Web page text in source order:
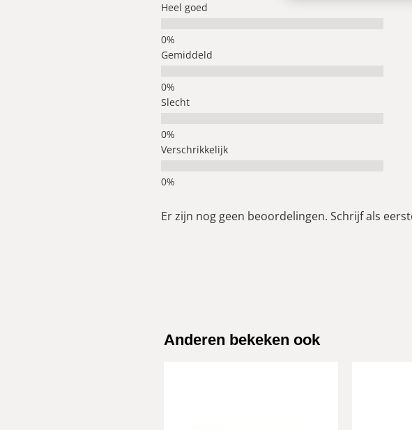
Heel goed
Gemiddeld
Slecht
Verschrikkelijk
Er zijn nog geen beoordelingen. Schrijf als
Anderen bekeken ook